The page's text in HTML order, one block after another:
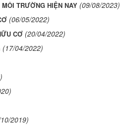
TRƯỜNG HIỆN NAY (09/08/2023)
(06/05/2022)
CƠ (20/04/2022)
(17/04/2022)
2019)